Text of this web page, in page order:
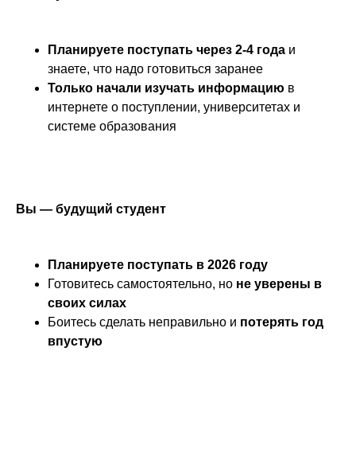
Планируете поступать через 2-4 года и
знаете, что надо готовиться заранее
Только начали изучать информацию в
интернете о поступлении, университетах и
системе образования
Вы — будущий студент
Планируете поступать в 2026 году
Готовитесь самостоятельно, но не уверены в
своих силах
Боитесь сделать неправильно и потерять год
впустую